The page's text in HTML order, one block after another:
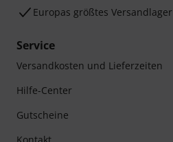
Europas größtes Versandlager
Service
Versandkosten und Lieferzeiten
Hilfe-Center
Gutscheine